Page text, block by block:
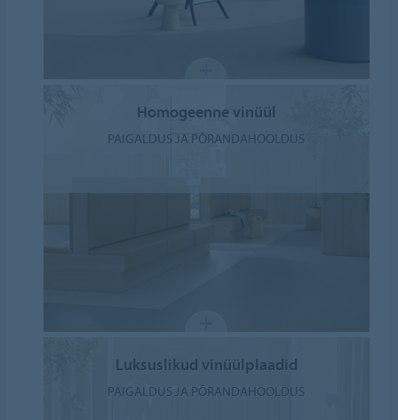
Homogeenne vinüül
PAIGALDUS JA PÕRANDAHOOLDUS
Luksuslikud vinüülplaadid
PAIGALDUS JA PÕRANDAHOOLDUS